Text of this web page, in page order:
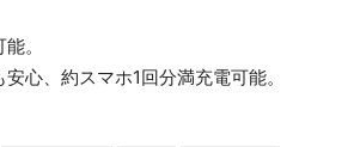
。
心、約スマホ1回分満充電可能。